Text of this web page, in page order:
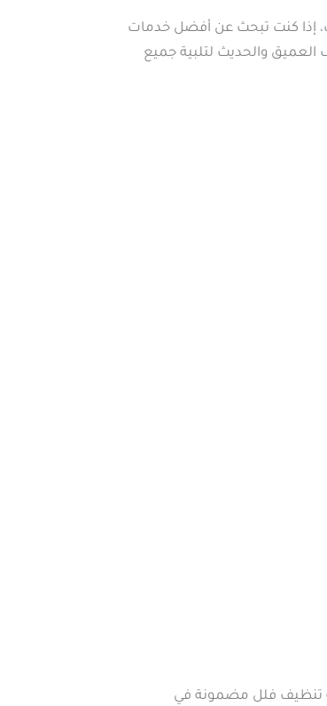
إذا كنت تبحث عن أفضل خدمات
والحديث لتلبية جميع
تنظيف فلل مضمونة في